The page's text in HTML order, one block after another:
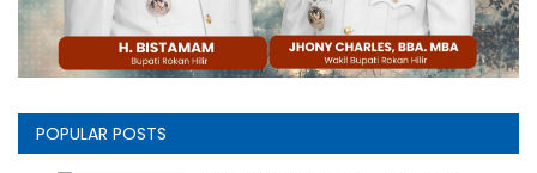
POPULAR POSTS